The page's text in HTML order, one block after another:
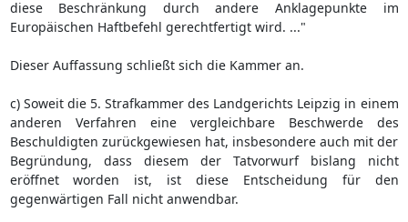
diese Beschränkung durch andere Anklagepunkte im
Europäischen Haftbefehl gerechtfertigt wird. ..."
Dieser Auffassung schließt sich die Kammer an.
c) Soweit die 5. Strafkammer des Landgerichts Leipzig in einem
anderen Verfahren eine vergleichbare Beschwerde des
Beschuldigten zurückgewiesen hat, insbesondere auch mit der
Begründung, dass diesem der Tatvorwurf bislang nicht
eröffnet worden ist, ist diese Entscheidung für den
gegenwärtigen Fall nicht anwendbar.